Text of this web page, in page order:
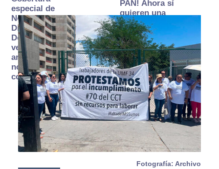
especial de
Norte
Digital:
Donde la
verdad
arde… pero
no se
consume
PAN! Ahora sí
quieren una
Fiscalía
autónoma… y
transexenal
Fotografía: Archivo